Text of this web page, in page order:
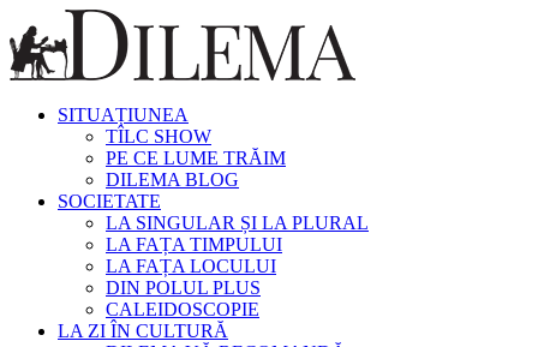
SITUAȚIUNEA
TÎLC SHOW
PE CE LUME TRĂIM
DILEMA BLOG
SOCIETATE
LA SINGULAR ȘI LA PLURAL
LA FAȚA TIMPULUI
LA FAȚA LOCULUI
DIN POLUL PLUS
CALEIDOSCOPIE
LA ZI ÎN CULTURĂ